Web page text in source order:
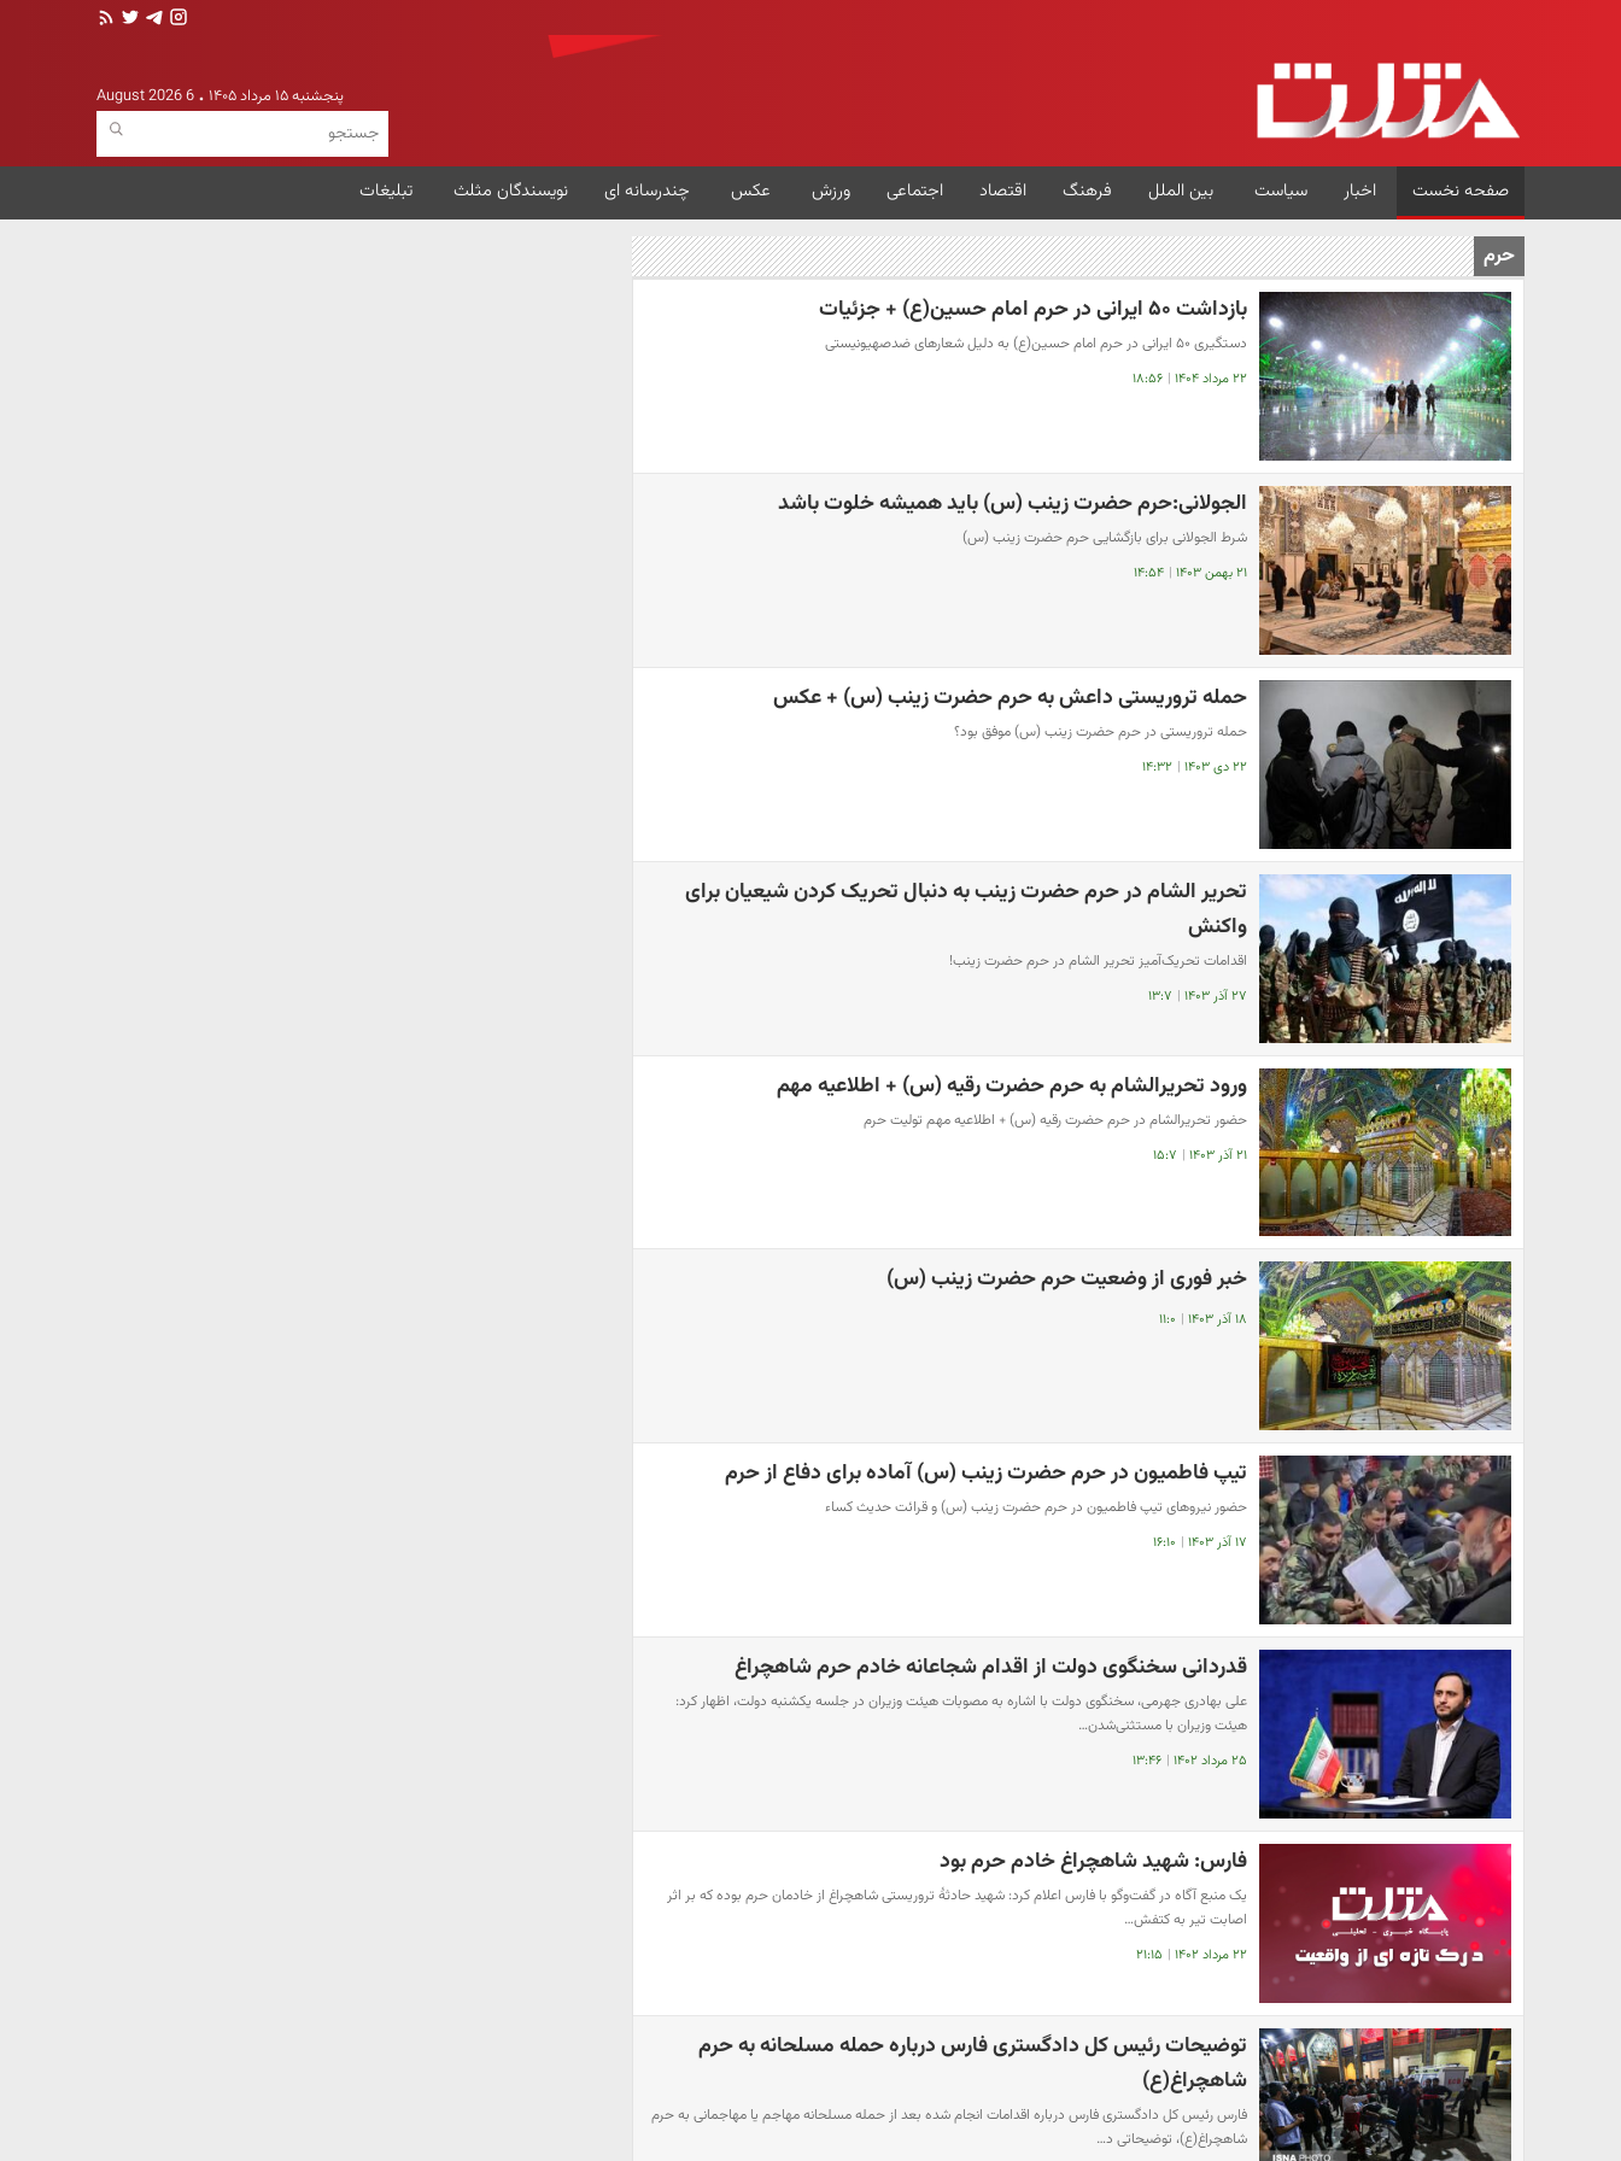
پنجشنبه ۱۵ مرداد ۱۴۰۵ 6 August 2026
صفحه نخست اخبار سیاست بین الملل فرهنگ اقتصاد اجتماعی ورزش عکس چندرسانه ای نویسندگان مثلث تبلیغات
حرم
بازداشت ۵۰ ایرانی در حرم امام حسین(ع) + جزئیات
دستگیری ۵۰ ایرانی در حرم امام حسین(ع) به دلیل شعارهای ضدصهیونیستی
۲۲ مرداد ۱۴۰۴ | ۱۸:۵۶
الجولانی:حرم حضرت زینب (س) باید همیشه خلوت باشد
شرط الجولانی برای بازگشایی حرم حضرت زینب (س)
۲۱ بهمن ۱۴۰۳ | ۱۴:۵۴
حمله تروریستی داعش به حرم حضرت زینب (س) + عکس
حمله تروریستی در حرم حضرت زینب (س) موفق بود؟
۲۲ دی ۱۴۰۳ | ۱۴:۳۲
تحریر الشام در حرم حضرت زینب به دنبال تحریک کردن شیعیان برای
واکنش
اقدامات تحریک‌آمیز تحریر الشام در حرم حضرت زینب!
۲۷ آذر ۱۴۰۳ | ۱۳:۷
ورود تحریرالشام به حرم حضرت رقیه (س) + اطلاعیه مهم
حضور تحریرالشام در حرم حضرت رقیه (س) + اطلاعیه مهم تولیت حرم
۲۱ آذر ۱۴۰۳ | ۱۵:۷
خبر فوری از وضعیت حرم حضرت زینب (س)
۱۸ آذر ۱۴۰۳ | ۱۱:۰
تیپ فاطمیون در حرم حضرت زینب (س) آماده برای دفاع از حرم
حضور نیروهای تیپ فاطمیون در حرم حضرت زینب (س) و قرائت حدیث کساء
۱۷ آذر ۱۴۰۳ | ۱۶:۱۰
قدردانی سخنگوی دولت از اقدام شجاعانه خادم حرم شاهچراغ
علی بهادری جهرمی، سخنگوی دولت با اشاره به مصوبات هیئت وزیران در جلسه یکشنبه دولت، اظهار کرد:
هیئت وزیران با مستثنی‌شدن…
۲۵ مرداد ۱۴۰۲ | ۱۳:۴۶
فارس: شهید شاهچراغ خادم حرم بود
یک منبع آگاه در گفت‌وگو با فارس اعلام کرد: شهید حادثۀ تروریستی شاهچراغ از خادمان حرم بوده که بر اثر
اصابت تیر به کتفش…
۲۲ مرداد ۱۴۰۲ | ۲۱:۱۵
توضیحات رئیس کل دادگستری فارس درباره حمله مسلحانه به حرم
شاهچراغ(ع)
فارس رئیس کل دادگستری فارس درباره اقدامات انجام شده بعد از حمله مسلحانه مهاجم یا مهاجمانی به حرم
شاهچراغ(ع)، توضیحاتی د…